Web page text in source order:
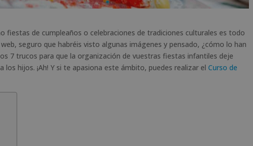
fiestas de cumpleaños o celebraciones de tradiciones culturales es todo
seguro que habréis visto algunas imágenes y pensado, ¿cómo lo han
7 trucos para que la organización de vuestras fiestas infantiles deje
hijos. ¡Ah! Y si te apasiona este ámbito, puedes realizar el Curso de